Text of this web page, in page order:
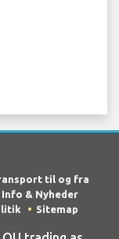
til og fra
Info & Nyheder
Sitemap